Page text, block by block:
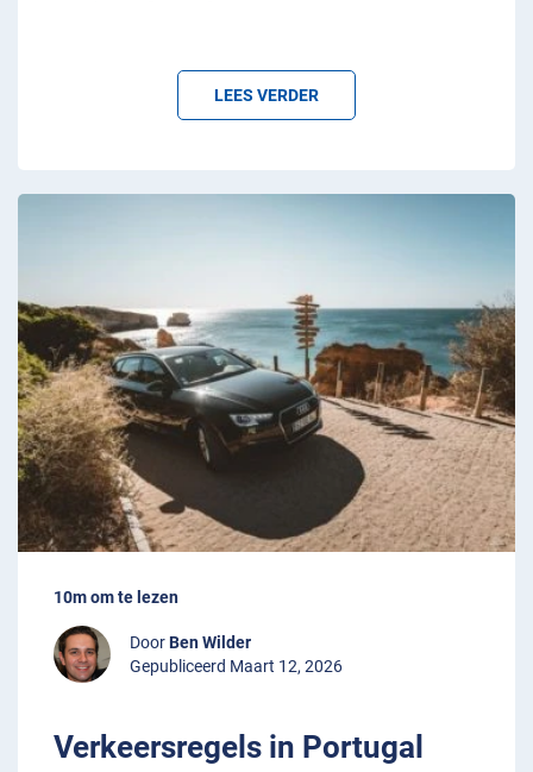
LEES VERDER
10m om te lezen
DoorBen Wilder
Gepubliceerd Maart 12, 2026
Verkeersregels in Portugal